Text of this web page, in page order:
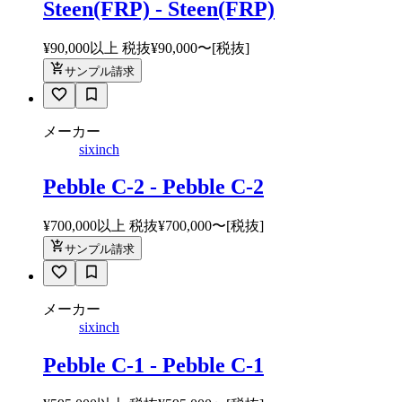
Steen(FRP) - Steen(FRP)
¥90,000以上 税抜¥90,000〜[税抜]
サンプル請求
メーカー
sixinch
Pebble C-2 - Pebble C-2
¥700,000以上 税抜¥700,000〜[税抜]
サンプル請求
メーカー
sixinch
Pebble C-1 - Pebble C-1